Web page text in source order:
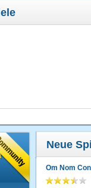
Neue
Om Nom